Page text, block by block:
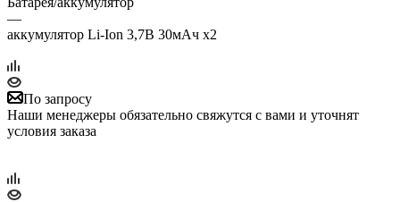
—
аккумулятор Li-Ion 3,7В 30мАч x2
По запросу
Наши менеджеры обязательно свяжутся с вами и уточнят
условия заказа